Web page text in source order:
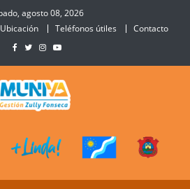
agosto 08, 2026
Ubicación Teléfonos útiles Contacto